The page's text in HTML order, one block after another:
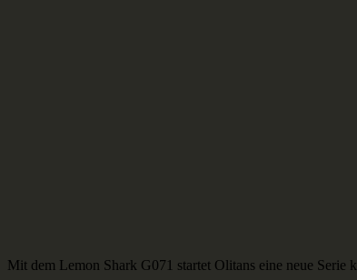
Mit dem Lemon Shark G071 startet Olitans eine neue